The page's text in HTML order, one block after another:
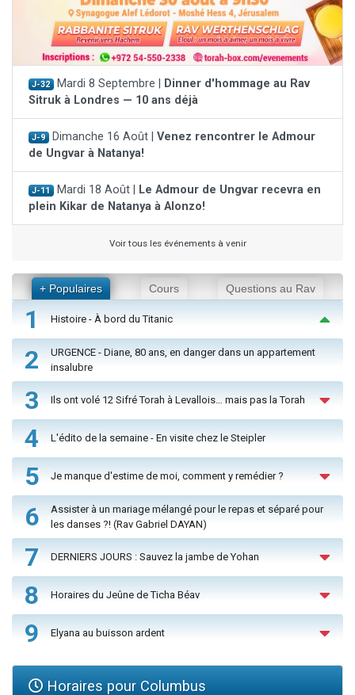
J-32 Mardi 8 Septembre |
Dinner d'hommage au Rav
Sitruk à Londres — 10 ans déjà
J-9 Dimanche 16 Août | Venez rencontrer le Admour
de Ungvar à Natanya!
J-11 Mardi 18 Août |
Le Admour de Ungvar recevra en
plein Kikar de Natanya à Alonzo!
Voir tous les événements à venir
+ Populaires Cours Questions au Rav
1 Histoire - À bord du Titanic
2
URGENCE - Diane, 80 ans, en danger dans un appartement
insalubre
3 Ils ont volé 12 Sifré Torah à Levallois… mais pas la Torah
4 L'édito de la semaine - En visite chez le Steipler
5 Je manque d'estime de moi, comment y remédier ?
6
Assister à un mariage mélangé pour le repas et séparé pour
les danses ?! (Rav Gabriel DAYAN)
7 DERNIERS JOURS : Sauvez la jambe de Yohan
8 Horaires du Jeûne de Ticha Béav
9 Elyana au buisson ardent
Horaires pour Columbus